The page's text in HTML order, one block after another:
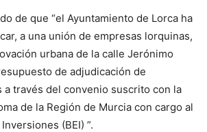
de que “el Ayuntamiento de Lorca ha
a una unión de empresas lorquinas,
urbana de la calle Jerónimo
de adjudicación de
a través del convenio suscrito con la
de la Región de Murcia con cargo al
(BEI) ”.